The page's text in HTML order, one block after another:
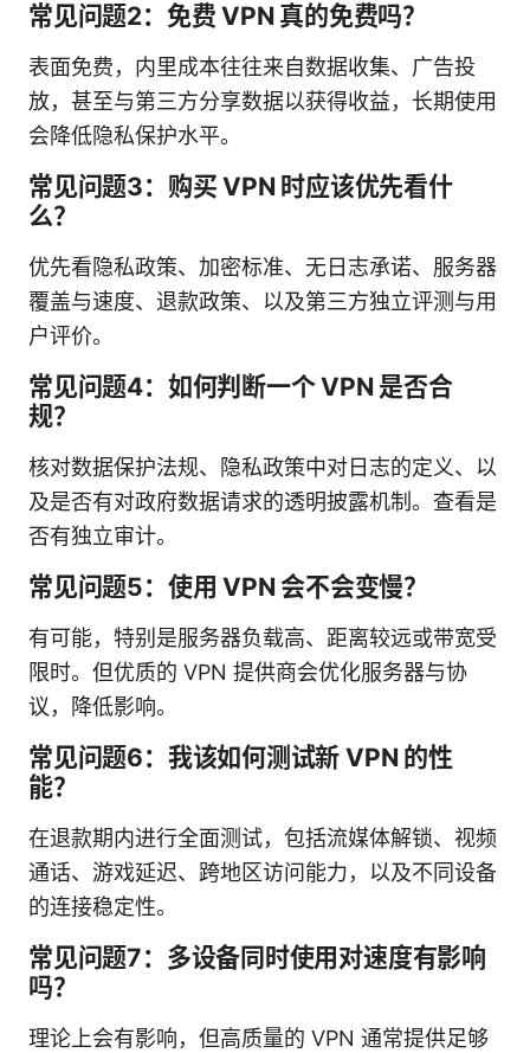
常见问题2：免费 VPN 真的免费吗？
表面免费，内里成本往往来自数据收集、广告投
放，甚至与第三方分享数据以获得收益，长期使用
会降低隐私保护水平。
常见问题3：购买 VPN 时应该优先看什
么？
优先看隐私政策、加密标准、无日志承诺、服务器
覆盖与速度、退款政策、以及第三方独立评测与用
户评价。
常见问题4：如何判断一个 VPN 是否合
规？
核对数据保护法规、隐私政策中对日志的定义、以
及是否有对政府数据请求的透明披露机制。查看是
否有独立审计。
常见问题5：使用 VPN 会不会变慢？
有可能，特别是服务器负载高、距离较远或带宽受
限时。但优质的 VPN 提供商会优化服务器与协
议，降低影响。
常见问题6：我该如何测试新 VPN 的性
能？
在退款期内进行全面测试，包括流媒体解锁、视频
通话、游戏延迟、跨地区访问能力，以及不同设备
的连接稳定性。
常见问题7：多设备同时使用对速度有影响
吗？
理论上会有影响，但高质量的 VPN 通常提供足够